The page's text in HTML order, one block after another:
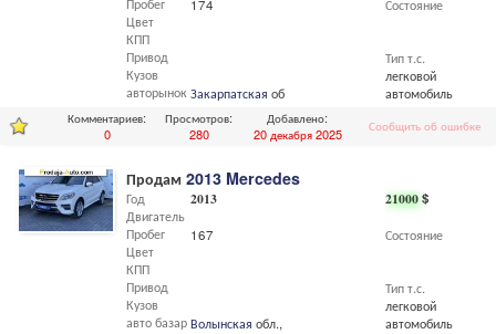
Состояние
Тип т.с.
легковой
автомобиль
Пробег
Цвет
КПП
Привод
Кузов
авторынок
174
Закарпатская обл.,
Комментариев:
0
Просмотров:
280
Добавлено:
20 декабря 2025
Сообщить об ошибке
Продам 2013 Mercedes
21000$
Состояние
Тип т.с.
легковой
автомобиль
Год
Двигатель
Пробег
Цвет
КПП
Привод
Кузов
авто базар
2013
167
Волынская обл.,